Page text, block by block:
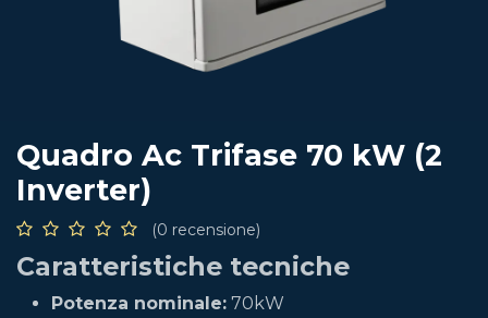
Quadro Ac Trifase 70 kW (2
Inverter)
(0 recensione)
Caratteristiche tecniche
Potenza nominale: 70kW